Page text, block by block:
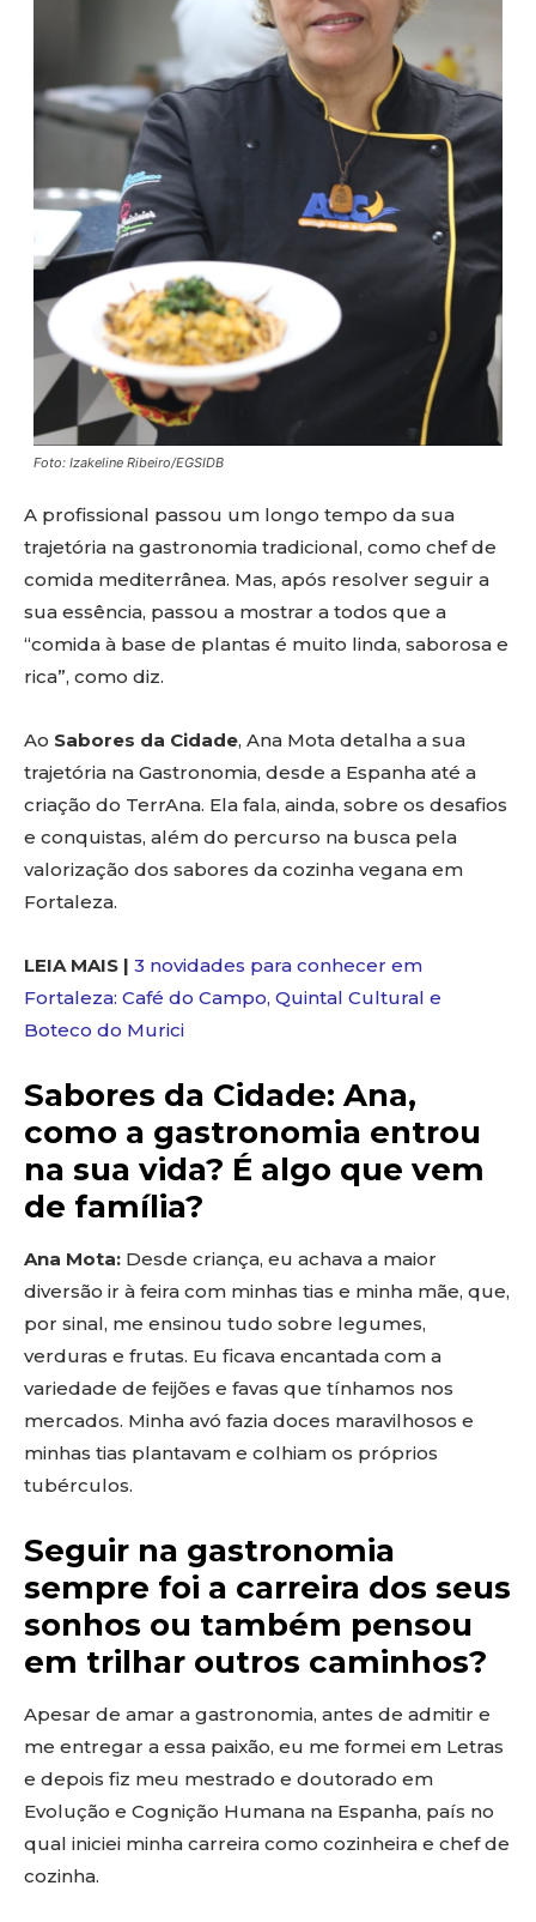
Foto: Izakeline Ribeiro/EGSIDB
A profissional passou um longo tempo da sua
trajetória na gastronomia tradicional, como chef de
comida mediterrânea. Mas, após resolver seguir a
sua essência, passou a mostrar a todos que a
“comida à base de plantas é muito linda, saborosa e
rica”, como diz.
Ao Sabores da Cidade, Ana Mota detalha a sua
trajetória na Gastronomia, desde a Espanha até a
criação do TerrAna. Ela fala, ainda, sobre os desafios
e conquistas, além do percurso na busca pela
valorização dos sabores da cozinha vegana em
Fortaleza.
LEIA MAIS | 3 novidades para conhecer em
Fortaleza: Café do Campo, Quintal Cultural e
Boteco do Murici
Sabores da Cidade: Ana,
como a gastronomia entrou
na sua vida? É algo que vem
de família?
Ana Mota: Desde criança, eu achava a maior
diversão ir à feira com minhas tias e minha mãe, que,
por sinal, me ensinou tudo sobre legumes,
verduras e frutas. Eu ficava encantada com a
variedade de feijões e favas que tínhamos nos
mercados. Minha avó fazia doces maravilhosos e
minhas tias plantavam e colhiam os próprios
tubérculos.
Seguir na gastronomia
sempre foi a carreira dos seus
sonhos ou também pensou
em trilhar outros caminhos?
Apesar de amar a gastronomia, antes de admitir e
me entregar a essa paixão, eu me formei em Letras
e depois fiz meu mestrado e doutorado em
Evolução e Cognição Humana na Espanha, país no
qual iniciei minha carreira como cozinheira e chef de
cozinha.